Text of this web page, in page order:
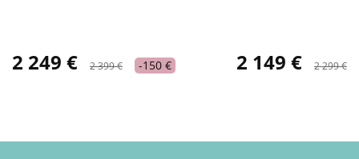
2 249 € 2 399 € -150 € 2 149 € 2 299 €